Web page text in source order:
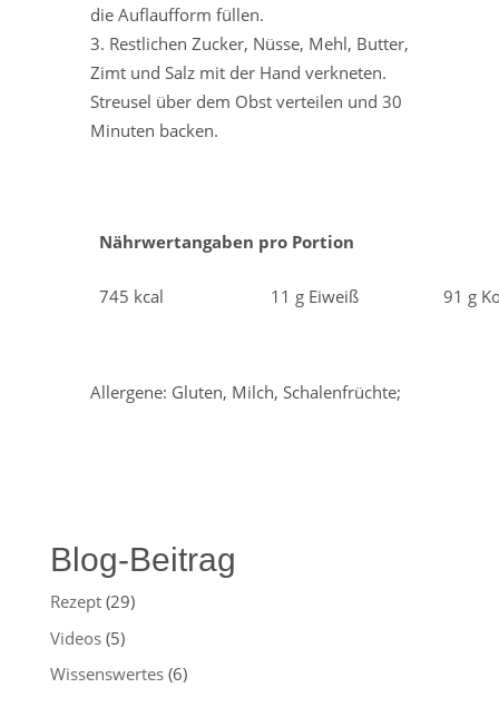
die Auflaufform füllen.
Restlichen Zucker, Nüsse, Mehl, Butter,
Zimt und Salz mit der Hand verkneten.
Streusel über dem Obst verteilen und 30
Minuten backen.
Nährwertangaben pro Portion
745 kcal 11 g Eiweiß 91 g
Allergene: Gluten, Milch, Schalenfrüchte;
Blog-Beitrag
Rezept(29)
Videos(5)
Wissenswertes(6)